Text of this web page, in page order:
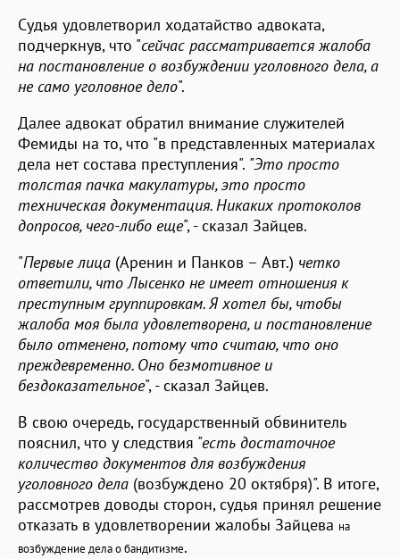
Судья удовлетворил ходатайство адвоката,
подчеркнув, что "сейчас рассматривается жалоба
на постановление о возбуждении уголовного дела, а
не само уголовное дело".
Далее адвокат обратил внимание служителей
Фемиды на то, что "в представленных материалах
дела нет состава преступления". "Это просто
толстая пачка макулатуры, это просто
техническая документация. Никаких протоколов
допросов, чего-либо еще", - сказал Зайцев.
"Первые лица (Аренин и Панков – Авт.) четко
ответили, что Лысенко не имеет отношения к
преступным группировкам. Я хотел бы, чтобы
жалоба моя была удовлетворена, и постановление
было отменено, потому что считаю, что оно
преждевременно. Оно безмотивное и
бездоказательное", - сказал Зайцев.
В свою очередь, государственный обвинитель
пояснил, что у следствия "есть достаточное
количество документов для возбуждения
уголовного дела (возбуждено 20 октября)". В итоге,
рассмотрев доводы сторон, судья принял решение
отказать в удовлетворении жалобы Зайцева на
возбуждение дела о бандитизме.